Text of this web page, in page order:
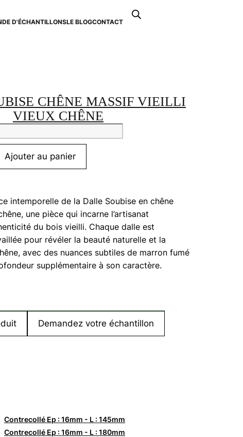
D'ÉCHANTILLONSLE BLOGCONTACT
Recherche
de
CHÊNE MASSIF VIEILLI
VIEUX CHÊNE
Ajouter au panier
intemporelle de la Dalle Soubise en chêne
une pièce qui incarne l’artisanat
du bois vieilli. Chaque dalle est
pour révéler la beauté naturelle et la
avec des nuances subtiles de marron fumé
supplémentaire à son caractère.
Demandez votre échantillon
Contrecollé Ep : 16mm - L : 145mm
Contrecollé Ep : 16mm - L : 180mm